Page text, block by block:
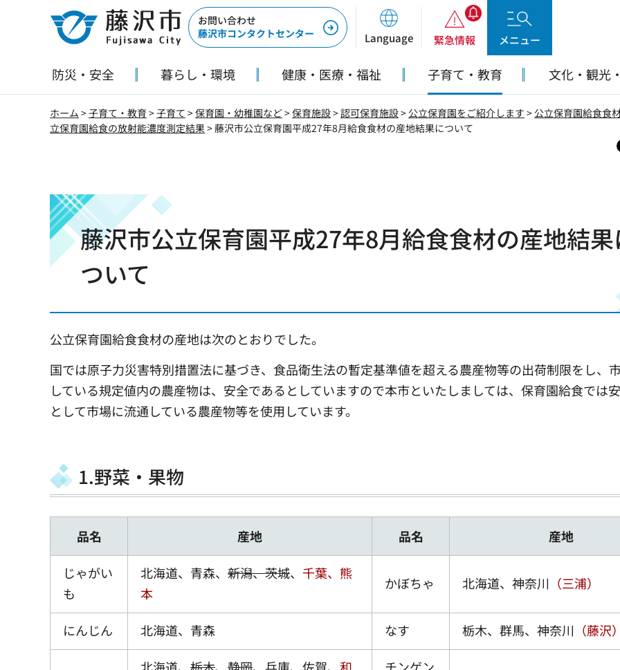
藤沢市
お問い合わせ
藤沢市コンタクトセンター
Language 緊急情報 メニュー
防災・安全 暮らし・環境 健康・医療・福祉 子育て・教育 文化・観光
ホーム >子育て・教育 >子育て >保育園・幼稚園など>保育施設>認可保育施設> 公立保育園をご紹介します > 公立保育園給食食
立保育園給食の放射能濃度測定結果> 藤沢市公立保育園平成27年8月給食食材の産地結果について
藤沢市公立保育園平成27年8月給食食材の産地結
ついて
公立保育園給食食材の産地は次のとおりでした。
国では原子力災害特別措置法に基づき、食品衛生法の暫定基準値を超える農産物等の出荷制限をし、
している規定値内の農産物は、安全であるとしていますので本市といたしましては、保育園給食では
として市場に流通している農産物等を使用しています。
1.野菜・果物
品名 産地 品名 産地
じゃがい
も
北海道、青森、 新潟、茨城、 千葉、熊
本
かぼちゃ 北海道、神奈川 （三浦）
にんじん 北海道、青森 なす 栃木、群馬、神奈川 （藤沢
北海道、 栃木、 静岡、兵庫、佐賀、和
チンゲン